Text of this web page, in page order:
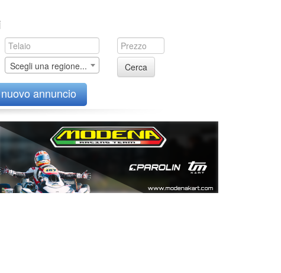
Scegli una regione... Cerca
annuncio